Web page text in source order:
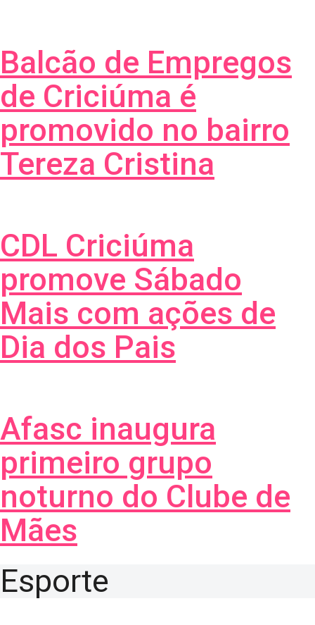
Balcão de Empregos
de Criciúma é
promovido no bairro
Tereza Cristina
CDL Criciúma
promove Sábado
Mais com ações de
Dia dos Pais
Afasc inaugura
primeiro grupo
noturno do Clube de
Mães
Esporte